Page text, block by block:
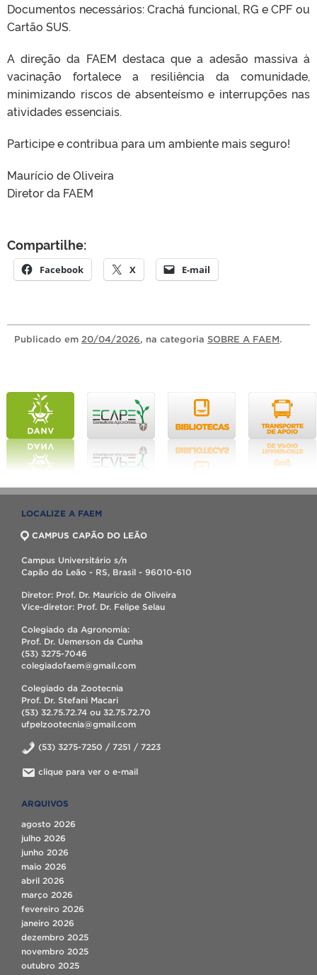
Documentos necessários: Crachá funcional, RG e CPF ou
Cartão SUS.
A direção da FAEM destaca que a adesão massiva à
vacinação fortalece a resiliência da comunidade,
minimizando riscos de absenteísmo e interrupções nas
atividades essenciais.
Participe e contribua para um ambiente mais seguro!
Maurício de Oliveira
Diretor da FAEM
Compartilhe:
Facebook X E-mail
Publicado em 20/04/2026, na categoria SOBRE A FAEM.
LOCALIZE A FAEM
CAMPUS CAPÃO DO LEÃO
Campus Universitário s/n
Capão do Leão - RS, Brasil - 96010-610
Diretor: Prof. Dr. Maurício de Oliveira
Vice-diretor: Prof. Dr. Felipe Selau
Colegiado da Agronomia:
Prof. Dr. Uemerson da Cunha
(53) 3275-7046
colegiadofaem@gmail.com
Colegiado da Zootecnia
Prof. Dr. Stefani Macari
(53) 32.75.72.74 ou 32.75.72.70
ufpelzootecnia@gmail.com
(53) 3275-7250 / 7251 / 7223
clique para ver o e-mail
ARQUIVOS
agosto 2026
julho 2026
junho 2026
maio 2026
abril 2026
março 2026
fevereiro 2026
janeiro 2026
dezembro 2025
novembro 2025
outubro 2025